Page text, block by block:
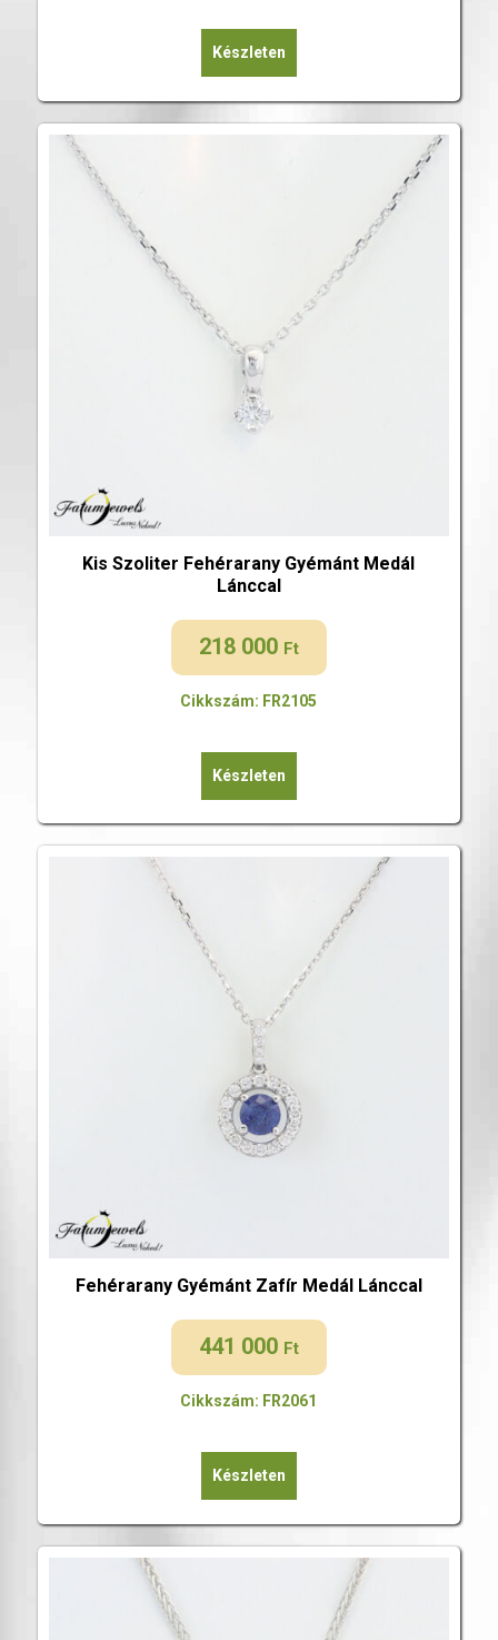
Készleten
Kis Szoliter Fehérarany Gyémánt Medál
Lánccal
218 000 Ft
Cikkszám: FR2105
Készleten
Fehérarany Gyémánt Zafír Medál Lánccal
441 000 Ft
Cikkszám: FR2061
Készleten